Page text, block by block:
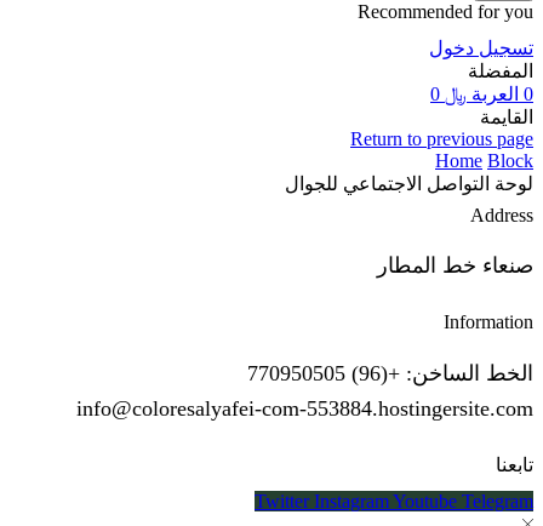
﷼0
Return to
الاجتماعي للجوال
المطار
+(96) 770950505
info@coloresalyafei-com-
Twitter Instagram Youtube